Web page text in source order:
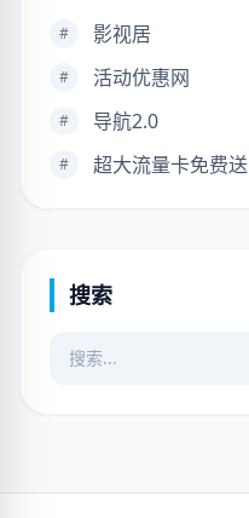
# 影视居
# 活动优惠网
# 导航2.0
# 超大流量卡免费送
搜索